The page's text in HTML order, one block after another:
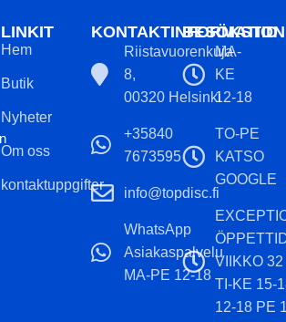
LINKIT
Hem
Butik
Nyheter
Om oss
kontaktuppgifter
KONTAKTINFORMATION
Riistavuorenkuja
8,
00320 Helsinki
+35840
7673595
info@topdisc.fi
WhatsApp
Asiakaspalvelu
MA-PE 12-18
BESÖKSTID
MA-
KE
12-18
TO-PE
KATSO
GOOGLE
VIIKKO 32
TI-KE 15-
12-18 PE